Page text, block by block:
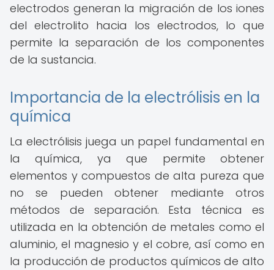
electrodos generan la migración de los iones
del electrolito hacia los electrodos, lo que
permite la separación de los componentes
de la sustancia.
Importancia de la electrólisis en la
química
La electrólisis juega un papel fundamental en
la química, ya que permite obtener
elementos y compuestos de alta pureza que
no se pueden obtener mediante otros
métodos de separación. Esta técnica es
utilizada en la obtención de metales como el
aluminio, el magnesio y el cobre, así como en
la producción de productos químicos de alto